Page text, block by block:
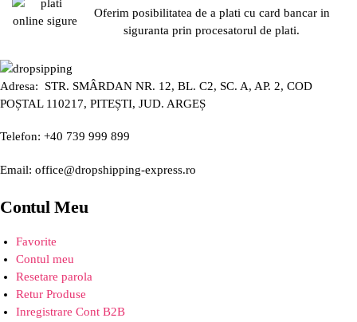
Oferim posibilitatea de a plati cu card bancar in
siguranta prin procesatorul de plati.
Adresa: STR. SMÂRDAN NR. 12, BL. C2, SC. A, AP. 2, COD
POȘTAL 110217, PITEȘTI, JUD. ARGEȘ
Telefon: +40 739 999 899
Email: office@dropshipping-express.ro
Contul Meu
Favorite
Contul meu
Resetare parola
Retur Produse
Inregistrare Cont B2B